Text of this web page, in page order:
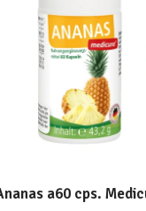
a60 cps.